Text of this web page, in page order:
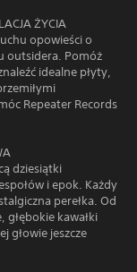
ŻYCIA
opowieści o
outsidera. Pomóż
idealne płyty,
Repeater Records
dziesiątki
i epok. Każdy
perełka. Od
kawałki
głowie jeszcze